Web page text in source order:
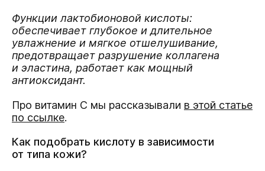
Функции лактобионовой кислоты:
обеспечивает глубокое и длительное
увлажнение и мягкое отшелушивание,
предотвращает разрушение коллагена
и эластина, работает как мощный
антиоксидант.
Про витамин С мы рассказывали в этой статье
по ссылке.
Как подобрать кислоту в зависимости
от типа кожи?